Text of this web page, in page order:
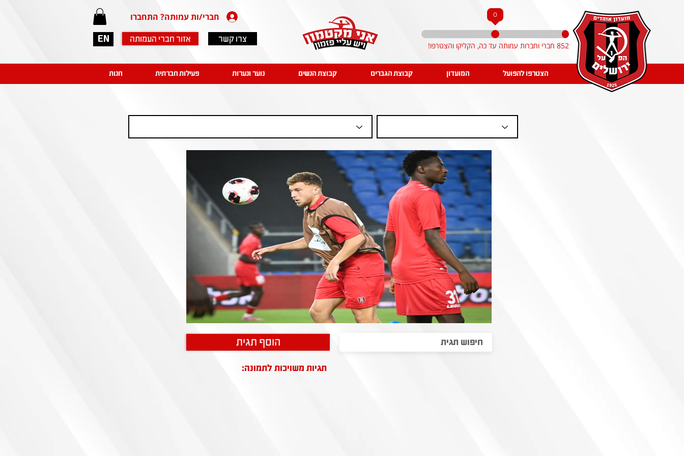
EN
חברי/ות עמותה? התחברו
אזור חברי העמותה צרו קשר
0
852 חברי וחברות עמותה עד כה, הקליקו והצטרפו!
הצטרפו להפועל המועדון קבוצת הגברים קבוצת הנשים נוער ונערות פעילות חברתית חנות
הוסף תגית
תגיות משויכות לתמונה: